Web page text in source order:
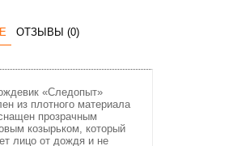
ОТЗЫВЫ (0)
«Следопыт»
из плотного материала
прозрачным
козырьком, который
лицо от дождя и не